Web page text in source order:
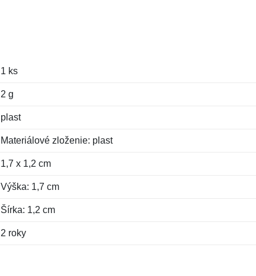
1 ks
2 g
plast
Materiálové zloženie: plast
1,7 x 1,2 cm
Výška: 1,7 cm
Šírka: 1,2 cm
2 roky